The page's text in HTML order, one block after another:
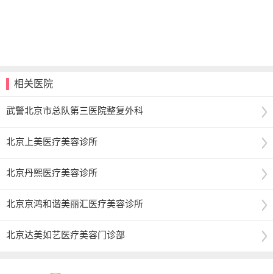
相关医院
武警北京市总队第三医院整复外科
北京上美医疗美容诊所
北京丹熙医疗美容诊所
北京京鸿和谐美丽汇医疗美容诊所
北京达美如艺医疗美容门诊部